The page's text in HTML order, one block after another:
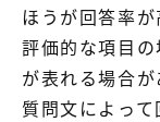
ほうが回答率
評価的な項目
が表れる場合が
質問文によっ